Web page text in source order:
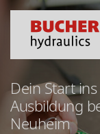
Dein Start
Ausbildung
Neuheim